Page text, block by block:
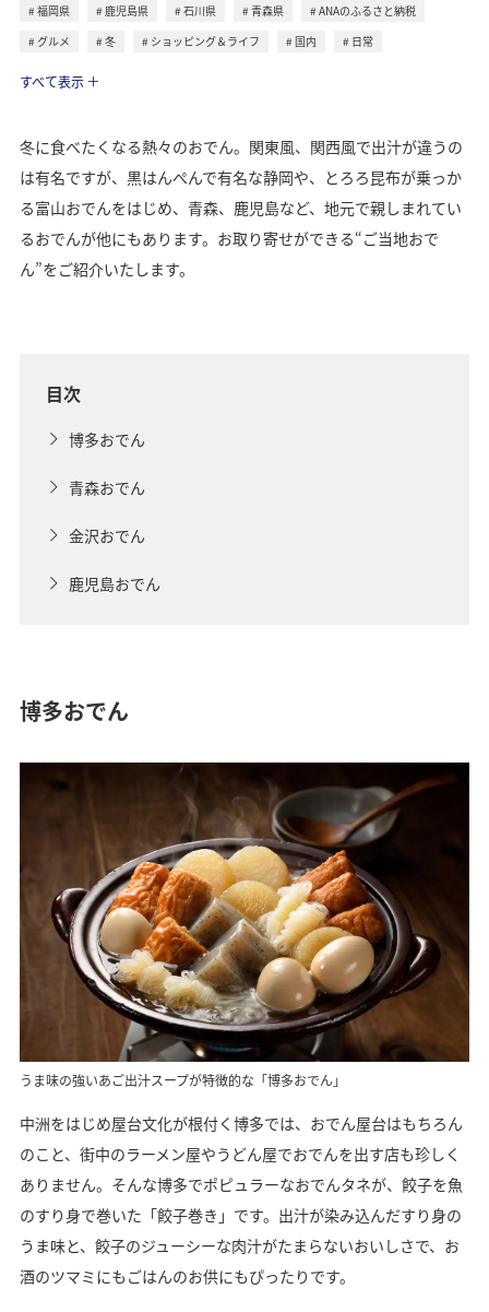
福岡県 鹿児島県 石川県 青森県
ANAのふるさと納税
グルメ
冬 ショッピング＆ライフ 国内
日常
すべて表示
冬に食べたくなる熱々のおでん。関東風、関西風で出汁が違うの
は有名ですが、黒はんぺんで有名な静岡や、とろろ昆布が乗っか
る富山おでんをはじめ、青森、鹿児島など、地元で親しまれてい
るおでんが他にもあります。お取り寄せができる“ご当地おで
ん”をご紹介いたします。
目次
博多おでん
青森おでん
金沢おでん
鹿児島おでん
博多おでん
うま味の強いあご出汁スープが特徴的な「博多おでん」
中洲をはじめ屋台文化が根付く博多では、おでん屋台はもちろん
のこと、街中のラーメン屋やうどん屋でおでんを出す店も珍しく
ありません。そんな博多でポピュラーなおでんタネが、餃子を魚
のすり身で巻いた「餃子巻き」です。出汁が染み込んだすり身の
うま味と、餃子のジューシーな肉汁がたまらないおいしさで、お
酒のツマミにもごはんのお供にもぴったりです。